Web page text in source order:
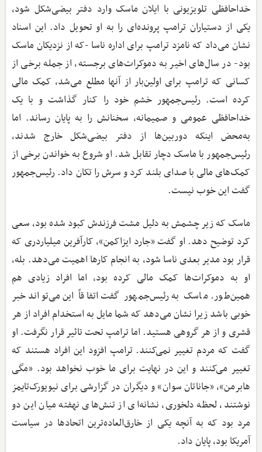
خداحافظی تلویزیونی با ایلان ماسک وارد دفتر بیضی‌شکل شود،
یکی از دستیاران ترامپ پرونده‌ای را به او تحویل داد. این اسناد
نشان می‌داد که نامزد ترامپ برای اداره ناسا -که از نزدیکان ماسک
بود- در سال‌های اخیر به دموکرات‌های برجسته، از جمله برخی از
کسانی که ترامپ برای اولین‌بار از آنها مطلع می‌شد، کمک مالی
کرده است. رئیس‌جمهور خشم خود را کنار گذاشت و با یک
خداحافظی عمومی و صمیمانه، سخنانش را به پایان رساند. اما
به‌محض اینکه دوربین‌ها از دفتر بیضی‌شکل خارج شدند،
رئیس‌جمهور با ماسک دچار تقابل شد. او شروع به خواندن برخی از
کمک‌های مالی با صدای بلند کرد و سرش را تکان داد. رئیس‌جمهور
گفت این خوب نیست.
ماسک که زیر چشمش به دلیل مشت فرزندش کبود شده بود، سعی
کرد توضیح دهد. او گفت «جارد ایزاکمن»، کارآفرین میلیاردری که
قرار بود مدیر بعدی ناسا شود، به انجام کارها اهمیت می‌دهد. بله،
او به دموکرات‌ها کمک مالی کرده بود، اما افراد زیادی هم
همین‌طور. ماسک به رئیس‌جمهور گفت اتفاقاً این می‌تواند خبر
خوبی باشد زیرا نشان می‌دهد که شما مایل به استخدام افراد از هر
قشری و از هر گروهی هستید. اما ترامپ تحت تاثیر قرار نگرفت. او
گفت که مردم تغییر نمی‌کنند. ترامپ افزود این افراد هستند که
تغییر می‌کنند و این در نهایت برای ما خوب نخواهد بود. «مگی
هابرمن»، «جاناتان سوان» و دیگران در گزارشی برای نیویورک‌تایمز
نوشتند، لحظه دلخوری، نشانه‌ای از تنش‌های نهفته میان این دو
مرد بود که به آنچه یکی از خارق‌العاده‌ترین اتحادها در سیاست
آمریکا بود، پایان داد.